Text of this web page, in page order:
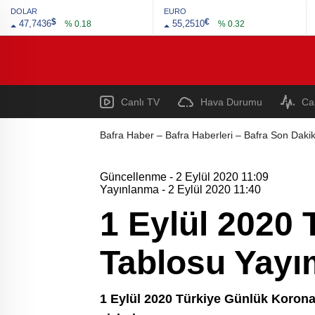
DOLAR
47,7436$ % 0.18
EURO
55,2510€ % 0.32
Canlı TV Hava Durumu
Bafra Haber – Bafra Haberleri – Bafra Son
Güncellenme - 2 Eylül 2020 11:09
Yayınlanma - 2 Eylül 2020 11:40
1 Eylül 2020
Tablosu
1 Eylül 2020 Türkiye Günlük